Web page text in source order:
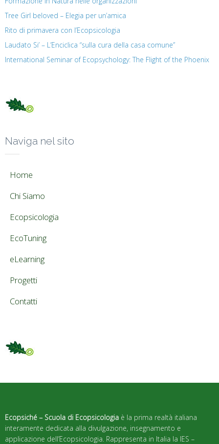
Tree Girl beloved – Elegia per un’amica
Rito di primavera con l’Ecopsicologia
Laudato Si’ – L’Enciclica “sulla cura della casa comune”
International Seminar of Ecopsychology: The Flight of the Phoenix
Naviga nel sito
Home
Chi Siamo
Ecopsicologia
EcoTuning
eLearning
Progetti
Contatti
Ecopsiché – Scuola di Ecopsicologia è la prima realtà italiana
interamente dedicata alla divulgazione, insegnamento e
applicazione dell’Ecopsicologia. Rappresenta in Italia la IES –